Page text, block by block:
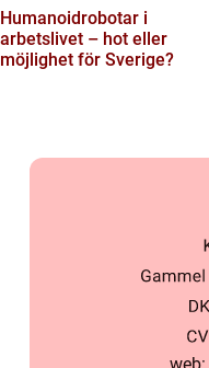
Humanoidrobotar i
arbetslivet – hot eller
möjlighet för Sverige?